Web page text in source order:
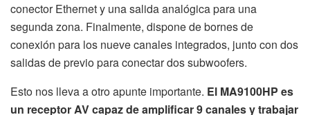
conector Ethernet y una salida analógica para una
segunda zona. Finalmente, dispone de bornes de
conexión para los nueve canales integrados, junto con dos
salidas de previo para conectar dos subwoofers.
Esto nos lleva a otro apunte importante. El MA9100HP es
un receptor AV capaz de amplificar 9 canales y trabajar